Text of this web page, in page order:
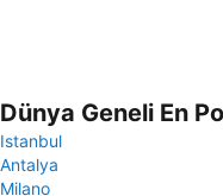
Dünya Geneli En
Istanbul
Antalya
Milano